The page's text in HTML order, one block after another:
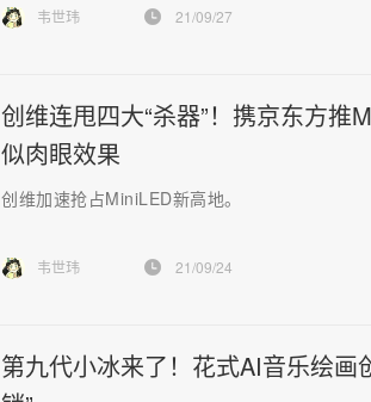
韦世玮 21/09/27
创维连甩四大“杀器”！携京东方推
似肉眼效果
创维加速抢占MiniLED新高地。
韦世玮 21/09/24
第九代小冰来了！花式AI音乐绘画